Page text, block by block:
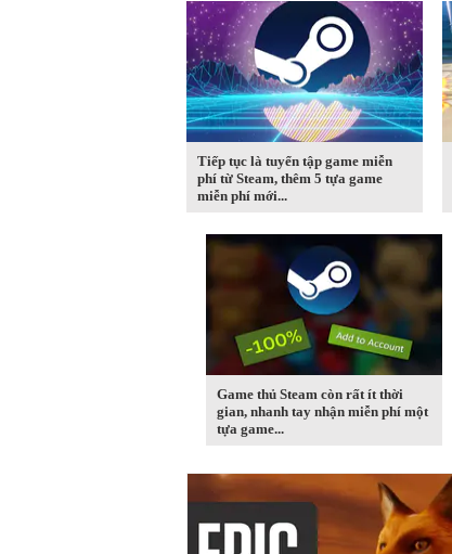
Tiếp tục là tuyển tập game miễn
phí từ Steam, thêm 5 tựa game
miễn phí mới...
Game thủ Steam còn rất ít thời
gian, nhanh tay nhận miễn phí một
tựa game...